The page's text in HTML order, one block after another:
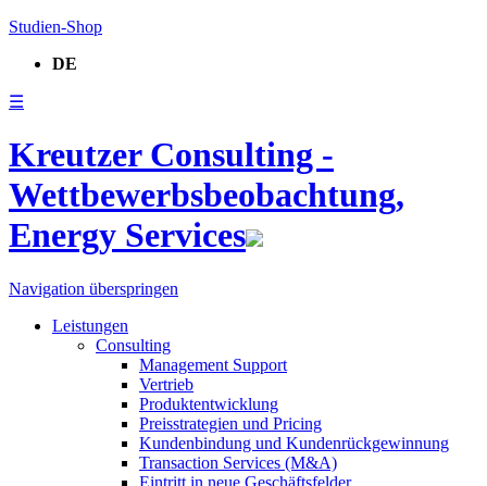
Studien-Shop
DE
☰
Kreutzer Consulting -
Wettbewerbsbeobachtung,
Energy Services
Navigation überspringen
Leistungen
Consulting
Management Support
Vertrieb
Produktentwicklung
Preisstrategien und Pricing
Kundenbindung und Kundenrückgewinnung
Transaction Services (M&A)
Eintritt in neue Geschäftsfelder